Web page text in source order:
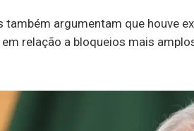
também argumentam que houve
relação a bloqueios mais